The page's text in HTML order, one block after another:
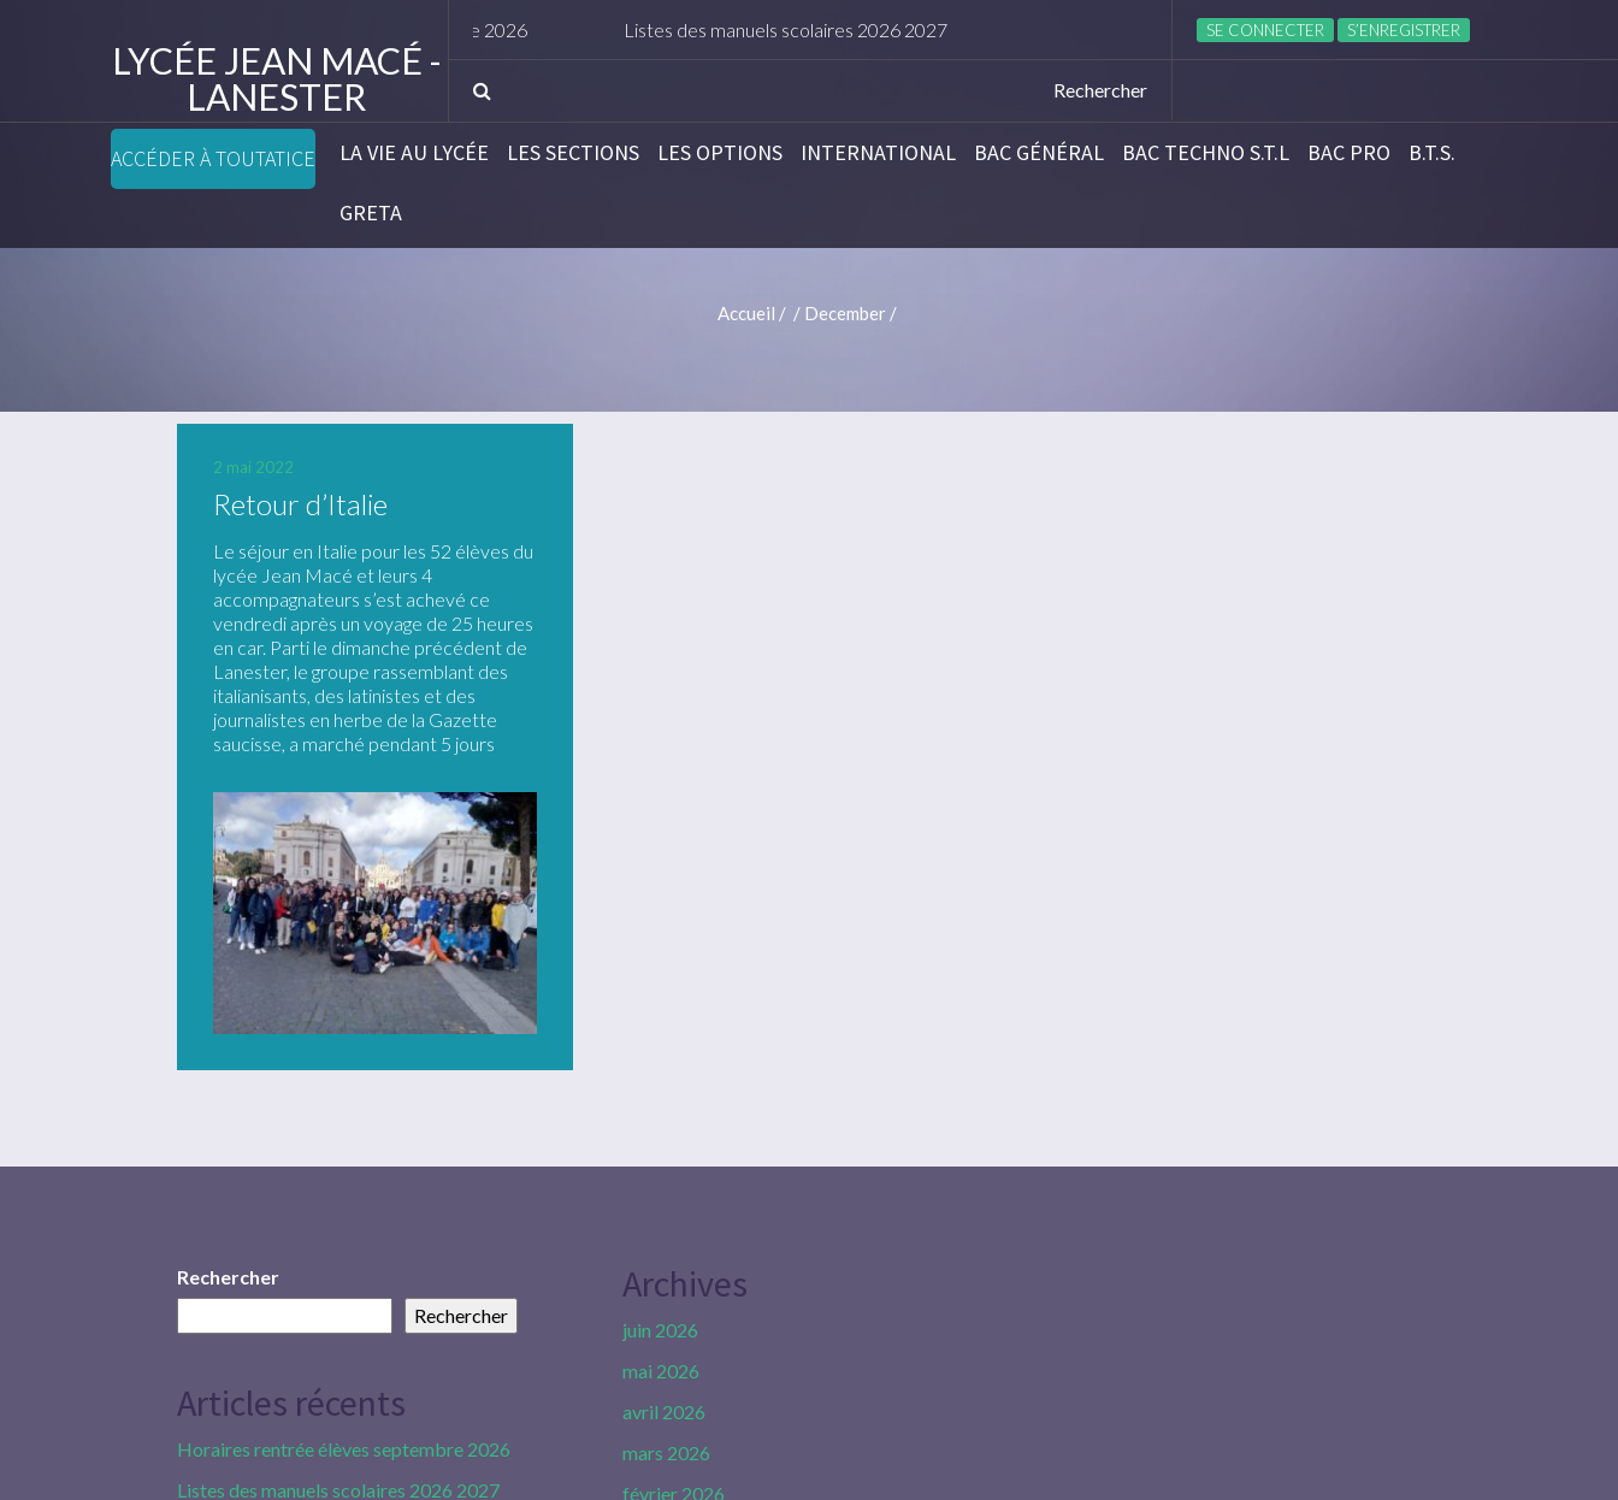
LYCÉE JEAN MACÉ -
LANESTER
Listes des manuels scolaires 2026 2027 TARIFS DE L’INTERNAT OU DE LA DEMI-PENSION
SE CONNECTER S’ENREGISTRER
ACCÉDER À TOUTATICE LA VIE AU LYCÉE LES SECTIONS LES OPTIONS INTERNATIONAL BAC GÉNÉRAL BAC TECHNO S.T.L BAC PRO B.T.S.
GRETA
Accueil / / December /
2 mai 2022
Retour d’Italie
Le séjour en Italie pour les 52 élèves du
lycée Jean Macé et leurs 4
accompagnateurs s’est achevé ce
vendredi après un voyage de 25 heures
en car. Parti le dimanche précédent de
Lanester, le groupe rassemblant des
italianisants, des latinistes et des
journalistes en herbe de la Gazette
saucisse, a marché pendant 5 jours
Rechercher
Rechercher
Articles récents
Horaires rentrée élèves septembre 2026
Listes des manuels scolaires 2026 2027
Archives
juin 2026
mai 2026
avril 2026
mars 2026
février 2026